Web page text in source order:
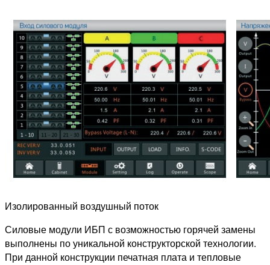
Изолированный воздушный поток
Силовые модули ИБП с возможностью горячей замены
выполнены по уникальной конструкторской технологии.
При данной конструкции печатная плата и тепловые